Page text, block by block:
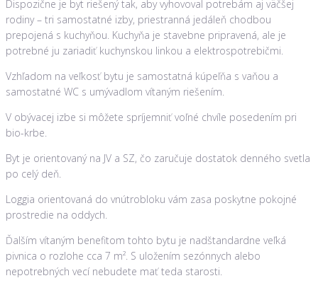
Dispozične je byt riešený tak, aby vyhovoval potrebám aj väčšej
rodiny – tri samostatné izby, priestranná jedáleň chodbou
prepojená s kuchyňou. Kuchyňa je stavebne pripravená, ale je
potrebné ju zariadiť kuchynskou linkou a elektrospotrebičmi.
Vzhľadom na veľkosť bytu je samostatná kúpeľňa s vaňou a
samostatné WC s umývadlom vítaným riešením.
V obývacej izbe si môžete spríjemniť voľné chvíle posedením pri
bio-krbe.
Byt je orientovaný na JV a SZ, čo zaručuje dostatok denného svetla
po celý deň.
Loggia orientovaná do vnútrobloku vám zasa poskytne pokojné
prostredie na oddych.
Ďalším vítaným benefitom tohto bytu je nadštandardne veľká
pivnica o rozlohe cca 7 m². S uložením sezónnych alebo
nepotrebných vecí nebudete mať teda starosti.